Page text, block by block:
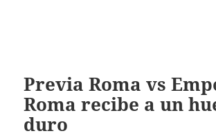
Previa Roma vs
Roma recibe a un
duro